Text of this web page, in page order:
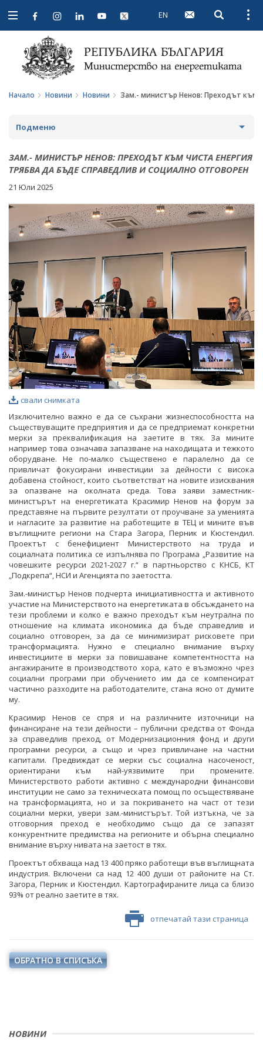
Open
navigation
EN Open
Начало Новини Новини Зам.- министър Ненов: Преходът към
НОВИНИ
Подменю
НОВИНИ
ПРЕДСТОЯЩИ СЪБИТИЯ
ЗА ОБЩЕСТВЕНО ОБСЪЖДАНЕ
ПРОЕКТИ ЗА ОБЩЕСТВЕНО ОБСЪЖДАНЕ
ЗАВЪРШИЛИ ПРОЦЕДУРИ ЗА ОБЩЕСТВЕНО
ОБСЪЖДАНЕ
ИНТЕРВЮТА
ПАРЛАМЕНТАРЕН КОНТРОЛ
ФОТОГАЛЕРИЯ
ВИДЕОГАЛЕРИЯ
ЗАМ.- МИНИСТЪР НЕНОВ: ПРЕХОДЪТ КЪМ ЧИСТА ЕНЕРГИЯ
ТРЯБВА ДА БЪДЕ СПРАВЕДЛИВ И СОЦИАЛНО ОТГОВОРЕН
21 Юли 2025
свали снимката
Изключително важно е да се съхрани жизнеспособността на
съществуващите предприятия и да се предприемат конкретни
мерки за преквалификация на заетите в тях. За мините
например това означава запазване на находищата и тежкото
оборудване. Не по-малко съществено е паралелно да се
привличат фокусирани инвестиции за дейности с висока
добавена стойност, които съответстват на новите изисквания
за опазване на околната среда. Това заяви заместник-
министърът на енергетиката Красимир Ненов на форум за
представяне на първите резултати от проучване за уменията
и нагласите за развитие на работещите в ТЕЦ и мините във
въглищните региони на Стара Загора, Перник и Кюстендил.
Проектът с бенефициент Министерството на труда и
социалната политика се изпълнява по Програма „Развитие на
човешките ресурси 2021-2027 г.“ в партньорство с КНСБ, КТ
„Подкрепа“, НСИ и Агенцията по заетостта.
Зам.-министър Ненов подчерта инициативността и активното
участие на Министерството на енергетиката в обсъждането на
тези проблеми и колко е важно преходът към неутрална по
отношение на климата икономика да бъде справедлив и
социално отговорен, за да се минимизират рисковете при
трансформацията. Нужно е специално внимание върху
инвестициите в мерки за повишаване компетентността на
ангажираните в производството хора, като е възможно чрез
социални програми при обучението им да се компенсират
частично разходите на работодателите, стана ясно от думите
му.
Красимир Ненов се спря и на различните източници на
финансиране на тези дейности – публични средства от Фонда
за справедлив преход, от Модернизационния фонд и други
програмни ресурси, а също и чрез привличане на частни
капитали. Предвиждат се мерки със социална насоченост,
ориентирани към най-уязвимите при промените.
Министерството работи активно с международни финансови
институции не само за техническата помощ по осъществяване
на трансформацията, но и за покриването на част от тези
социални мерки, увери зам.-министърът. Той изтъкна, че за
отговорния преход е необходимо също да се запазят
конкурентните предимства на регионите и обърна специално
внимание върху нивата на заетост в тях.
Проектът обхваща над 13 400 пряко работещи във въглищната
индустрия. Включени са над 12 400 души от районите на Ст.
Загора, Перник и Кюстендил. Картографираните лица са близо
93% от реално заетите в тях.
отпечатай тази страница
ОБРАТНО В СПИСЪКА